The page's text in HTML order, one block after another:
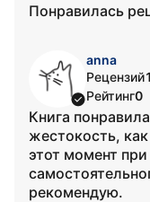
Понравилась
anna
Рецензий1
Рейтинг0
Книга
жестокость,
этот момент
рекомендую.